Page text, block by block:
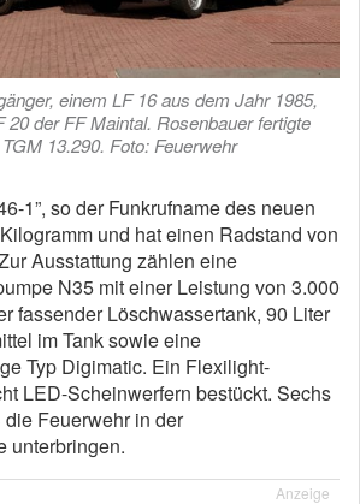
einem LF 16 aus dem Jahr 1985,
20 der FF Maintal. Rosenbauer fertigte
13.290. Foto: Feuerwehr
1”, so der Funkrufname des neuen
und hat einen Radstand von
Ausstattung zählen eine
N35 mit einer Leistung von 3.000
fassender Löschwassertank, 90 Liter
im Tank sowie eine
Typ Digimatic. Ein Flexilight-
LED-Scheinwerfern bestückt. Sechs
Feuerwehr in der
unterbringen.
Anzeige